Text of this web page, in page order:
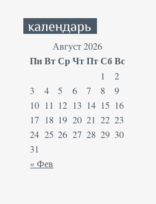
Август 2026
ПнВтСрЧтПтСбВс
« Фев
1
2
3
4 5 6 7 8
9
10 11 12 13 14 15 16
17 18 19 20 21 22 23
24 25 26 27 28 29 30
31